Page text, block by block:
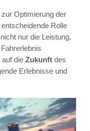
Optimierung der
Rolle
nur die Leistung,
die Zukunft des
Erlebnisse und